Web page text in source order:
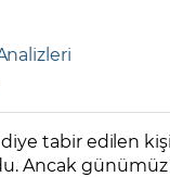
diye tabir edilen
Ancak günümüz